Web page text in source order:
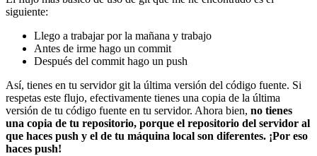
siguiente:
Llego a trabajar por la mañana y trabajo
Antes de irme hago un commit
Después del commit hago un push
Así, tienes en tu servidor git la última versión del código fuente. Si
respetas este flujo, efectivamente tienes una copia de la última
versión de tu código fuente en tu servidor. Ahora bien, no tienes
una copia de tu repositorio, porque el repositorio del servidor al
que haces push y el de tu máquina local son diferentes. ¡Por eso
haces push!